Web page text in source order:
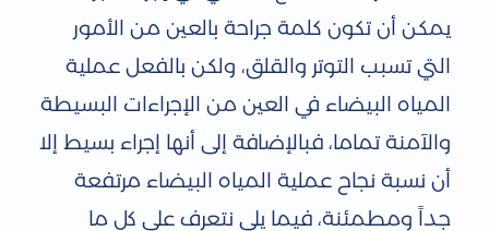
ب
ة
ن
ج
ا
يمكن أن تكون كلمة جراحة بالعين من الأمور
التي تسبب التوتر والقلق، ولكن بالفعل عملية
المياه البيضاء في العين من الإجراءات البسيطة
والآمنة تماما، فبالإضافة إلى أنها إجراء بسيط إلا
أن نسبة نجاح عملية المياه البيضاء مرتفعة
جداً ومطمئنة، فيما يلي نتعرف على كل ما